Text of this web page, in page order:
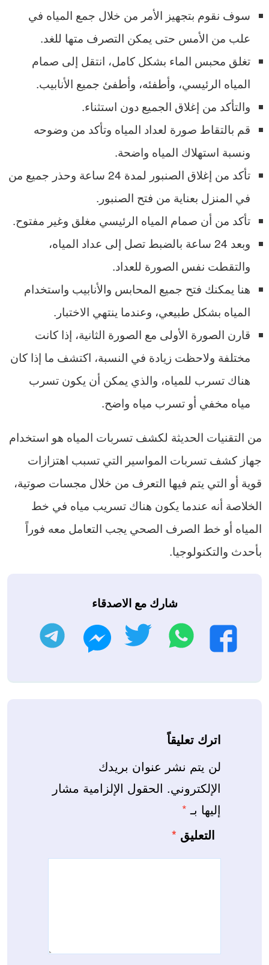
سوف نقوم بتجهيز الأمر من خلال جمع المياه في
علب من الأمس حتى يمكن التصرف متها للغد.
تغلق محبس الماء بشكل كامل، انتقل إلى صمام
المياه الرئيسي، وأطفئه، وأطفئ جميع الأنابيب.
والتأكد من إغلاق الجميع دون استثناء.
قم بالتقاط صورة لعداد المياه وتأكد من وضوحه
ونسبة استهلاك المياه واضحة.
تأكد من إغلاق الصنبور لمدة 24 ساعة وحذر جميع من
في المنزل بعناية من فتح الصنبور.
تأكد من أن صمام المياه الرئيسي مغلق وغير مفتوح.
وبعد 24 ساعة بالضبط تصل إلى عداد المياه،
والتقطت نفس الصورة للعداد.
هنا يمكنك فتح جميع المحابس والأنابيب واستخدام
المياه بشكل طبيعي، وعندما ينتهي الاختبار.
قارن الصورة الأولى مع الصورة الثانية، إذا كانت
مختلفة ولاحظت زيادة في النسبة، اكتشف ما إذا كان
هناك تسرب للمياه، والذي يمكن أن يكون تسرب
مياه مخفي أو تسرب مياه واضح.
من التقنيات الحديثة لكشف تسربات المياه هو استخدام
جهاز كشف تسربات المواسير التي تسبب اهتزازات
قوية أو التي يتم فيها التعرف من خلال مجسات صوتية،
الخلاصة أنه عندما يكون هناك تسريب مياه في خط
المياه أو خط الصرف الصحي يجب التعامل معه فوراً
بأحدث والتكنولوجيا.
شارك مع الاصدقاء
فيسبوك
واتساب تويتر ماسنجر
اترك تعليقاً
لن يتم نشر عنوان بريدك
الإلكتروني. الحقول الإلزامية مشار
إليها بـ *
التعليق *